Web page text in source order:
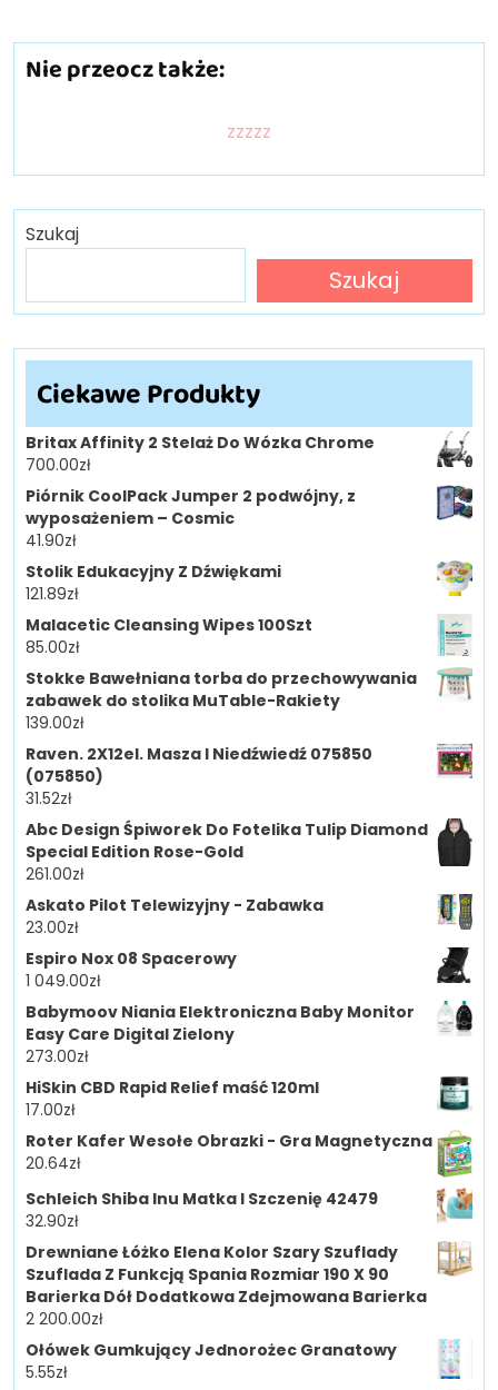
Nie przeocz także:
zzzzz
Szukaj
Szukaj
Ciekawe Produkty
Britax Affinity 2 Stelaż Do Wózka Chrome
700.00zł
Piórnik CoolPack Jumper 2 podwójny, z
wyposażeniem – Cosmic
41.90zł
Stolik Edukacyjny Z Dźwiękami
121.89zł
Malacetic Cleansing Wipes 100Szt
85.00zł
Stokke Bawełniana torba do przechowywania
zabawek do stolika MuTable-Rakiety
139.00zł
Raven. 2X12el. Masza I Niedźwiedź 075850
(075850)
31.52zł
Abc Design Śpiworek Do Fotelika Tulip Diamond
Special Edition Rose-Gold
261.00zł
Askato Pilot Telewizyjny - Zabawka
23.00zł
Espiro Nox 08 Spacerowy
1 049.00zł
Babymoov Niania Elektroniczna Baby Monitor
Easy Care Digital Zielony
273.00zł
HiSkin CBD Rapid Relief maść 120ml
17.00zł
Roter Kafer Wesołe Obrazki - Gra Magnetyczna
20.64zł
Schleich Shiba Inu Matka I Szczenię 42479
32.90zł
Drewniane Łóżko Elena Kolor Szary Szuflady
Szuflada Z Funkcją Spania Rozmiar 190 X 90
Barierka Dół Dodatkowa Zdejmowana Barierka
2 200.00zł
Ołówek Gumkujący Jednorożec Granatowy
5.55zł